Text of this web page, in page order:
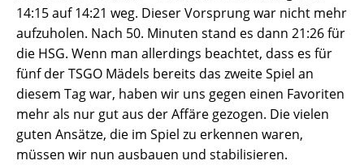
14:15 auf 14:21 weg. Dieser Vorsprung war nicht mehr
aufzuholen. Nach 50. Minuten stand es dann 21:26 für
die HSG. Wenn man allerdings beachtet, dass es für
fünf der TSGO Mädels bereits das zweite Spiel an
diesem Tag war, haben wir uns gegen einen Favoriten
mehr als nur gut aus der Affäre gezogen. Die vielen
guten Ansätze, die im Spiel zu erkennen waren,
müssen wir nun ausbauen und stabilisieren.